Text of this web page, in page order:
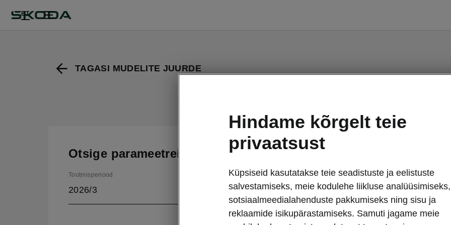
ET
TAGASI MUDELITE JUURDE
Otsige parameetreid
Tootmisperiood
2026/3
Turg
Muud
Hindame kõrgelt teie
privaatsust
Küpsiseid kasutatakse teie seadistuste ja eelistuste
salvestamiseks, meie kodulehe liikluse analüüsimiseks,
sotsiaalmeedialahenduste pakkumiseks ning sisu ja
reklaamide isikupärastamiseks. Samuti jagame meie